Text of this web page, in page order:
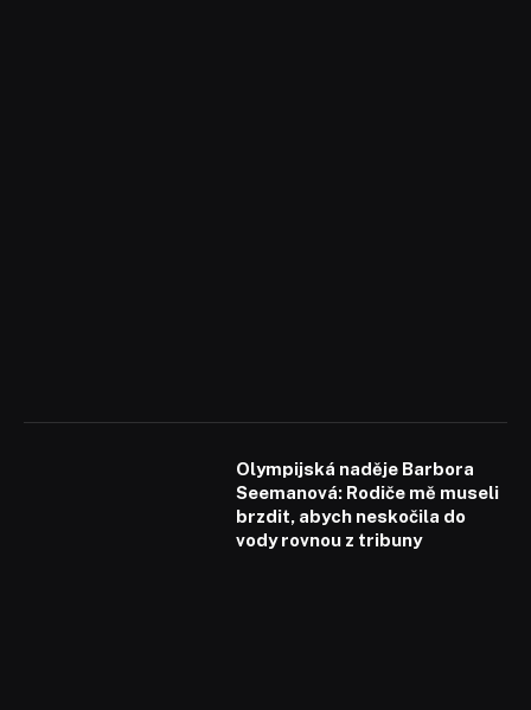
Olympijská naděje Barbora
Seemanová: Rodiče mě museli
brzdit, abych neskočila do
vody rovnou z tribuny